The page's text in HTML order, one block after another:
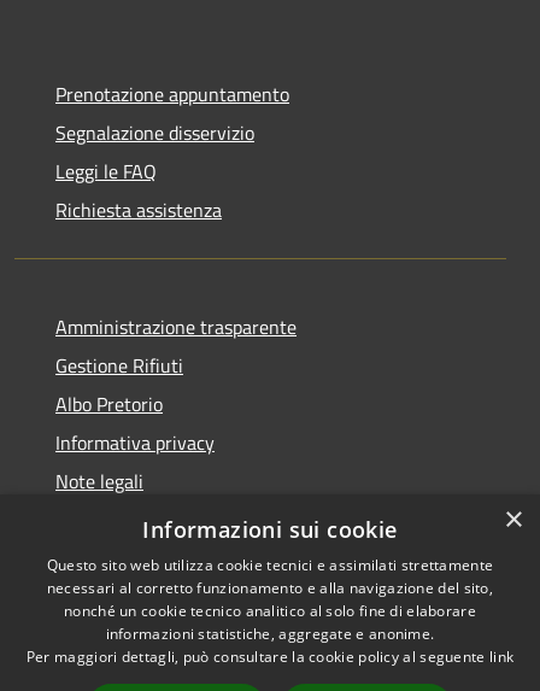
Prenotazione appuntamento
Segnalazione disservizio
Leggi le FAQ
Richiesta assistenza
Amministrazione trasparente
Gestione Rifiuti
Albo Pretorio
Informativa privacy
Note legali
Dichiarazione di accessibilità
Accessibilità
Copyright © 2026 • Comune di
Perarolo di Cadore • Powered
×
Informazioni sui cookie
Questo sito web utilizza cookie tecnici e assimilati strettamente
necessari al corretto funzionamento e alla navigazione del sito,
nonché un cookie tecnico analitico al solo fine di elaborare
informazioni statistiche, aggregate e anonime.
Per maggiori dettagli, può consultare la cookie policy al seguente link